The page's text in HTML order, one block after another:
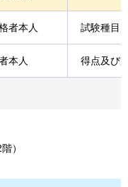
者本人 試験種目
本人 得点及び
）